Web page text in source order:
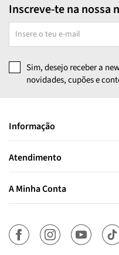
Inscreve-te na nossa
Sim, desejo receber a
novidades, cupões e
Informação
Atendimento
A Minha Conta